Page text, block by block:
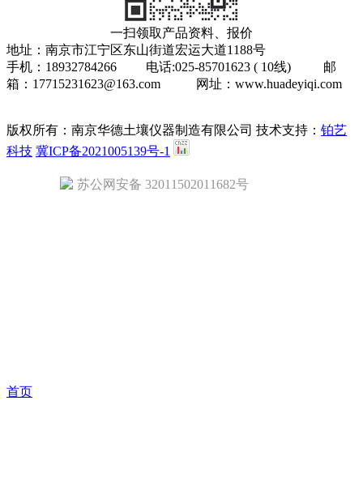
一扫领取产品资料、报价
地址：南京市江宁区东山街道宏运大道1188号
手机：18932784266 电话:025-85701623 ( 10线) 邮
箱：17715231623@163.com 网址：www.huadeyiqi.com
版权所有：南京华德土壤仪器制造有限公司 技术支持： 铂艺
科技 冀ICP备2021005139号-1
苏公网安备 32011502011682号
首页